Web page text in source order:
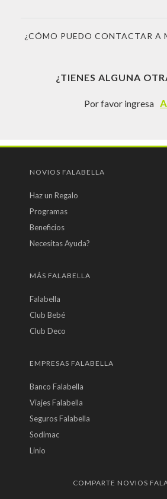
¿CÓMO PUEDO CONTACTAR A
¿TIENES ALGUNA
Por favor ingresa
NOVIOS FALABELLA
Haz un Regalo
Programas
Beneficios
Necesitas Ayuda?
MÁS FALABELLA
Falabella
Club Bebé
Club Deco
EMPRESAS FALABELLA
Banco Falabella
Viajes Falabella
Seguros Falabella
Sodimac
Linio
COMPARTE NOVIOS